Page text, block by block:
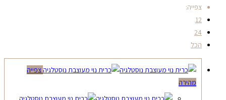
צפייה:
12
24
הכל
צפייה
מהירה